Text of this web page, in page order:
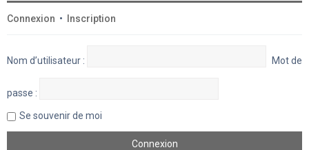
Connexion • Inscription
Nom d’utilisateur : Mot de
passe :
Se souvenir de moi